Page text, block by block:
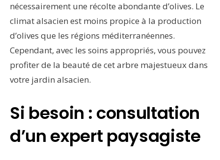
nécessairement une récolte abondante d’olives. Le
climat alsacien est moins propice à la production
d’olives que les régions méditerranéennes.
Cependant, avec les soins appropriés, vous pouvez
profiter de la beauté de cet arbre majestueux dans
votre jardin alsacien.
Si besoin : consultation
d’un expert paysagiste